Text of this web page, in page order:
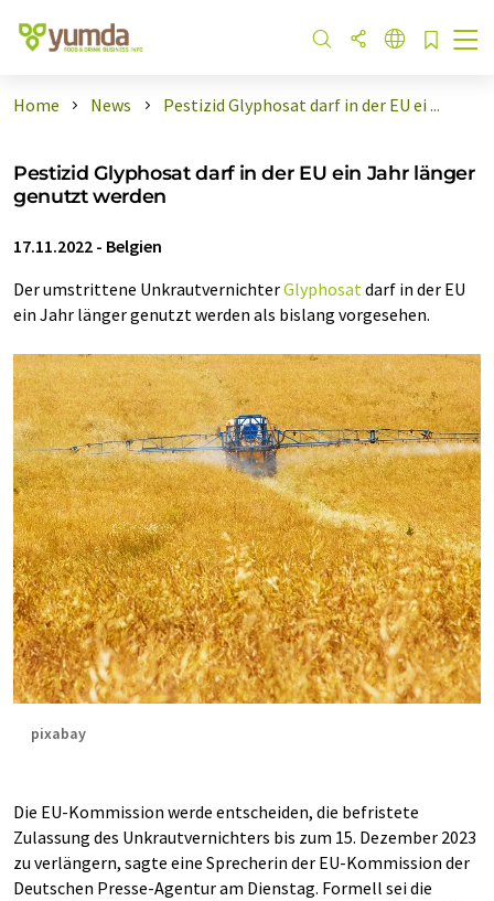
Home News Pestizid Glyphosat darf in der EU ei ...
Pestizid Glyphosat darf in der EU ein Jahr länger
genutzt werden
17.11.2022 - Belgien
Der umstrittene UnkrautvernichterGlyphosatdarf in der EU
ein Jahr länger genutzt werden als bislang vorgesehen.
pixabay
Die EU-Kommission werde entscheiden, die befristete
Zulassung des Unkrautvernichters bis zum 15. Dezember 2023
zu verlängern, sagte eine Sprecherin der EU-Kommission der
Deutschen Presse-Agentur am Dienstag. Formell sei die